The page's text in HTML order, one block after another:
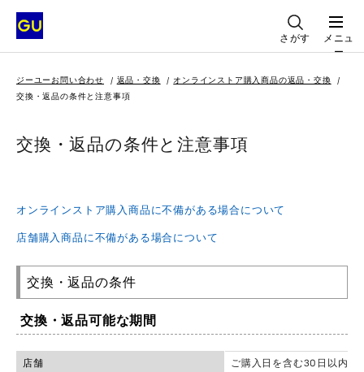
さがす
メニュ
ー
ジーユーお問い合わせ 返品・交換
オンラインストア購入商品の返品・交換
交換・返品の条件と注意事項
交換・返品の条件と注意事項
オンラインストア購入商品に不備がある場合について
店舗購入商品に不備がある場合について
交換・返品の条件
交換・返品可能な期間
店舗 ご購入日を含む30日以内